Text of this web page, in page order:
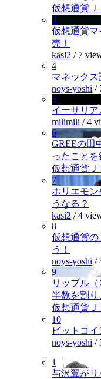
仮想通貨Ｊ
3
仮想通貨マ
売！
kasi2 / 7
4
マネックス
noys-yoshi /
5
イーサリ
milimili /4
6
GREEの田
ったことを
仮想通貨Ｊ
7
ホリエモ
うなる？
kasi2 /4
8
仮想通貨の
う！
noys-yoshi /
9
リップル
半数を割り
仮想通貨Ｊ
10
ビットコ
noys-yoshi /
1
与沢翼が